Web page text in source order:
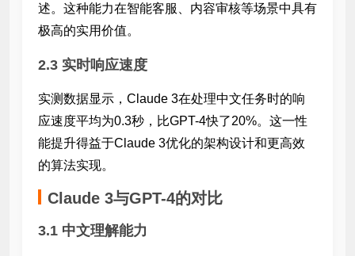
述。这种能力在智能客服、内容审核等场景中具有
极高的实用价值。
2.3 实时响应速度
实测数据显示，Claude 3在处理中文任务时的响
应速度平均为0.3秒，比GPT-4快了20%。这一性
能提升得益于Claude 3优化的架构设计和更高效
的算法实现。
Claude 3与GPT-4的对比
3.1 中文理解能力